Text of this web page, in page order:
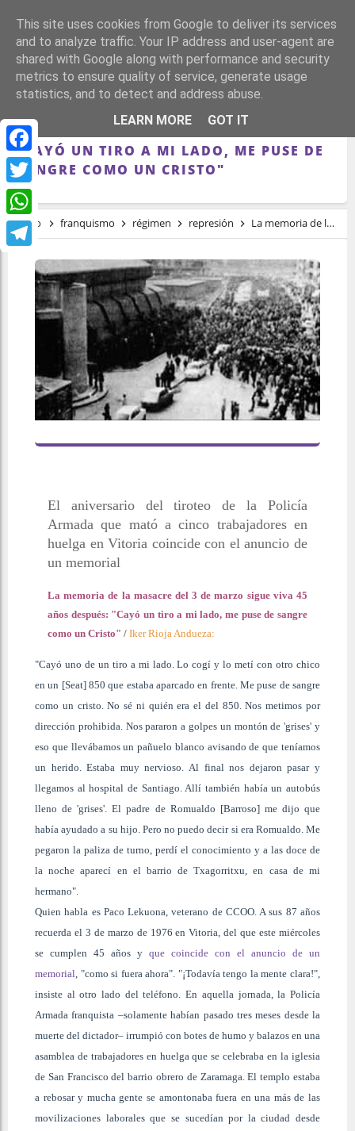
Facebook
Twitter
WhatsApp
Telegram
LA MEMORIA DE LA MASACRE DEL 3 DE
MARZO SIGUE VIVA 45 AÑOS DESPUÉS:
"CAYÓ UN TIRO A MI LADO, ME PUSE DE
SANGRE COMO UN CRISTO"
Inicio franquismo régimen represión La memoria de la masacre del 3 de marzo sigue viva 45 años después: "Cayó un tiro a mi lado, me puse de sangre como un Cristo"
El aniversario del tiroteo de la Policía
Armada que mató a cinco trabajadores en
huelga en Vitoria coincide con el anuncio de
un memorial
La memoria de la masacre del 3 de marzo sigue viva 45
años después: "Cayó un tiro a mi lado, me puse de sangre
como un Cristo" / Iker Rioja Andueza:
"Cayó uno de un tiro a mi lado. Lo cogí y lo metí con otro chico
en un [Seat] 850 que estaba aparcado en frente. Me puse de sangre
como un cristo. No sé ni quién era el del 850. Nos metimos por
dirección prohibida. Nos pararon a golpes un montón de 'grises' y
eso que llevábamos un pañuelo blanco avisando de que teníamos
un herido. Estaba muy nervioso. Al final nos dejaron pasar y
llegamos al hospital de Santiago. Allí también había un autobús
lleno de 'grises'. El padre de Romualdo [Barroso] me dijo que
había ayudado a su hijo. Pero no puedo decir si era Romualdo. Me
pegaron la paliza de turno, perdí el conocimiento y a las doce de
la noche aparecí en el barrio de Txagorritxu, en casa de mi
hermano".
Quien habla es Paco Lekuona, veterano de CCOO. A sus 87 años
recuerda el 3 de marzo de 1976 en Vitoria, del que este miércoles
se cumplen 45 años y que coincide con el anuncio de un
memorial , "como si fuera ahora". "¡Todavía tengo la mente clara!",
insiste al otro lado del teléfono. En aquella jornada, la Policía
Armada franquista –solamente habían pasado tres meses desde la
muerte del dictador– irrumpió con botes de humo y balazos en una
asamblea de trabajadores en huelga que se celebraba en la iglesia
de San Francisco del barrio obrero de Zaramaga. El templo estaba
a rebosar y mucha gente se amontonaba fuera en una más de las
movilizaciones laborales que se sucedían por la ciudad desde
This site uses cookies from Google to deliver its services
and to analyze traffic. Your IP address and user-agent are
shared with Google along with performance and security
metrics to ensure quality of service, generate usage
statistics, and to detect and address abuse.
LEARN MORE
GOT IT